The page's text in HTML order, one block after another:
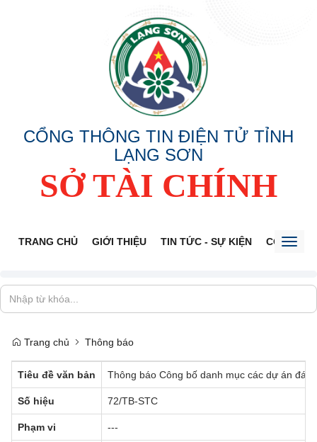
CỔNG THÔNG TIN ĐIỆN TỬ TỈNH
LẠNG SƠN
SỞ TÀI CHÍNH
TRANG CHỦ GIỚI THIỆU TIN TỨC - SỰ KIỆN CÔNG
Trang chủ Thông báo
Tiêu đề văn bản Thông báo Công bố danh mục các dự án
Số hiệu 72/TB-STC
Phạm vi ---